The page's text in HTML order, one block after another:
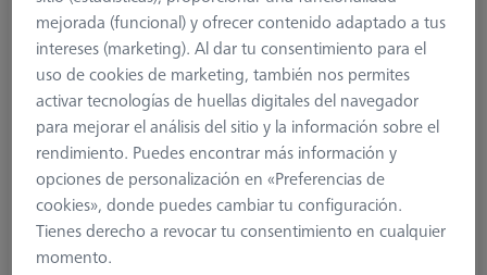
626107-2120-164
mejorada (funcional) y ofrecer contenido adaptado a tus
intereses (marketing). Al dar tu consentimiento para el
uso de cookies de marketing, también nos permites
activar tecnologías de huellas digitales del navegador
para mejorar el análisis del sitio y la información sobre el
rendimiento. Puedes encontrar más información y
opciones de personalización en «Preferencias de
cookies», donde puedes cambiar tu configuración.
Tienes derecho a revocar tu consentimiento en cualquier
momento.